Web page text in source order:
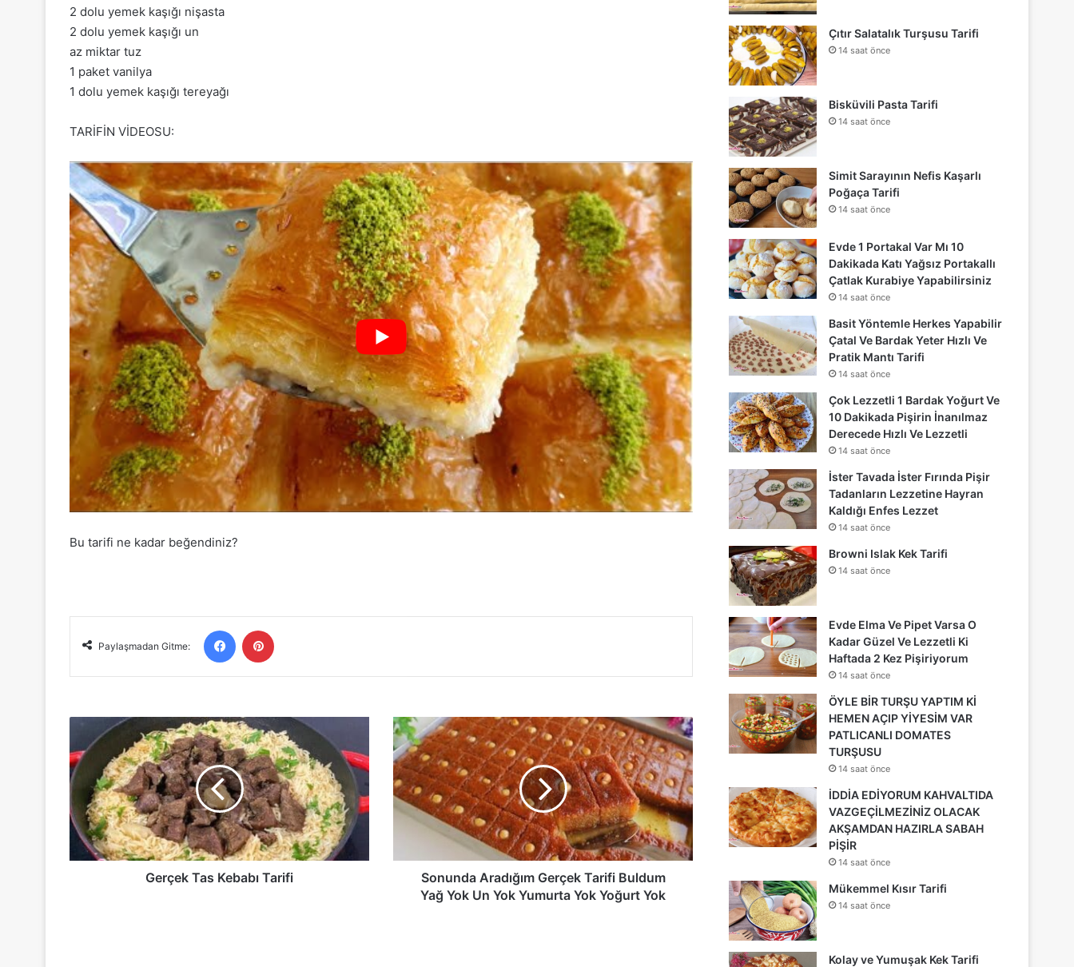
2 dolu yemek kaşığı nişasta
2 dolu yemek kaşığı un
az miktar tuz
1 paket vanilya
1 dolu yemek kaşığı tereyağı
TARİFİN VİDEOSU:
Bu tarifi ne kadar beğendiniz?
Paylaşmadan Gitme:
Facebook
Kebabı
Tarifi
Gerçek Tas Kebabı Tarifi
Sonunda
Aradığım
Gerçek
Tarifi
Buldum
Yağ
Yok
YumurtaSonunda Aradığım Gerçek Tarifi Buldum
Yağ Yok Un Yok Yumurta Yok Yoğurt Yok
Çıtır Salatalık Turşusu Tarifi
14 saat önce
Bisküvili Pasta Tarifi
14 saat önce
Simit Sarayının Nefis Kaşarlı
Poğaça Tarifi
14 saat önce
Evde 1 Portakal Var Mı 10
Dakikada Katı Yağsız Portakallı
Çatlak Kurabiye Yapabilirsiniz
14 saat önce
Basit Yöntemle Herkes Yapabilir
Çatal Ve Bardak Yeter Hızlı Ve
Pratik Mantı Tarifi
14 saat önce
Çok Lezzetli 1 Bardak Yoğurt Ve
10 Dakikada Pişirin İnanılmaz
Derecede Hızlı Ve Lezzetli
14 saat önce
İster Tavada İster Fırında Pişir
Tadanların Lezzetine Hayran
Kaldığı Enfes Lezzet
14 saat önce
Browni Islak Kek Tarifi
14 saat önce
Evde Elma Ve Pipet Varsa O
Kadar Güzel Ve Lezzetli Ki
Haftada 2 Kez Pişiriyorum
14 saat önce
ÖYLE BİR TURŞU YAPTIM Kİ
HEMEN AÇIP YİYESİM VAR
PATLICANLI DOMATES
TURŞUSU
14 saat önce
İDDİA EDİYORUM KAHVALTIDA
VAZGEÇİLMEZİNİZ OLACAK
AKŞAMDAN HAZIRLA SABAH
PİŞİR
14 saat önce
Mükemmel Kısır Tarifi
14 saat önce
Kolay ve Yumuşak Kek Tarifi